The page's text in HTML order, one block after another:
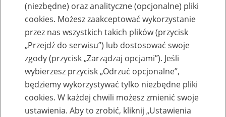
Rejestry, ewidencje i archiwa
Baza zlikwidowanych lub
przekształconych zakładów pracy
Nazwa zakładu pracy:
(niezbędne) oraz analityczne (opcjonalne) pliki
cookies. Możesz zaakceptować wykorzystanie
przez nas wszystkich takich plików (przycisk
„Przejdź do serwisu”) lub dostosować swoje
zgody (przycisk „Zarządzaj opcjami”). Jeśli
wybierzesz przycisk „Odrzuć opcjonalne”,
będziemy wykorzystywać tylko niezbędne pliki
cookies. W każdej chwili możesz zmienić swoje
ustawienia. Aby to zrobić, kliknij „Ustawienia